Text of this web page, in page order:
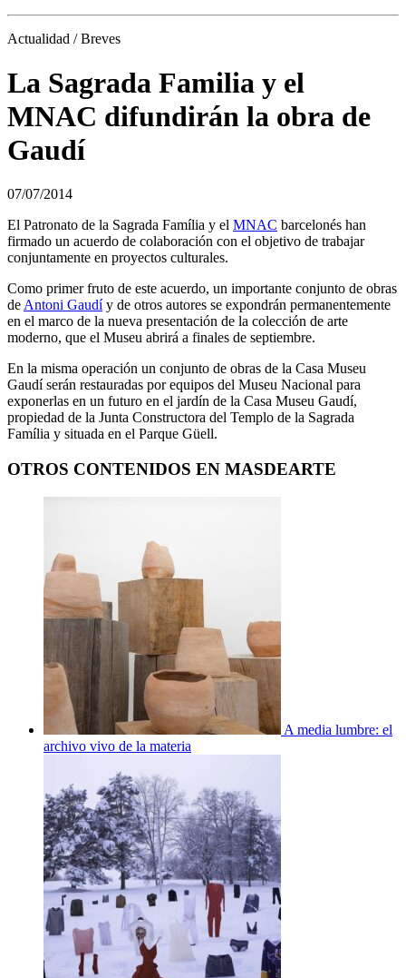
Actualidad / Breves
La Sagrada Familia y el
MNAC difundirán la obra de
Gaudí
07/07/2014
El Patronato de la Sagrada Família y el MNAC barcelonés han
firmado un acuerdo de colaboración con el objetivo de trabajar
conjuntamente en proyectos culturales.
Como primer fruto de este acuerdo, un importante conjunto de obras
deAntoni Gaudí y de otros autores se expondrán permanentemente
en el marco de la nueva presentación de la colección de arte
moderno, que el Museu abrirá a finales de septiembre.
En la misma operación un conjunto de obras de la Casa Museu
Gaudí serán restauradas por equipos del Museu Nacional para
exponerlas en un futuro en el jardín de la Casa Museu Gaudí,
propiedad de la Junta Constructora del Templo de la Sagrada
Família y situada en el Parque Güell.
OTROS CONTENIDOS EN MASDEARTE
A media lumbre: el
archivo vivo de la materia